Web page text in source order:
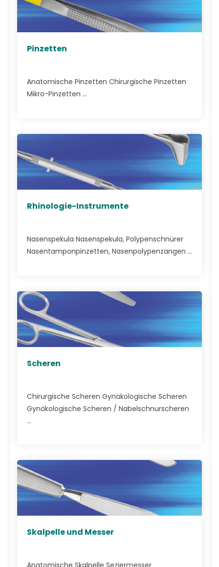
Pinzetten
Anatomische Pinzetten Chirurgische Pinzetten
Mikro-Pinzetten ...
Rhinologie-Instrumente
Nasenspekula Nasenspekula, Polypenschnürer
Nasentamponpinzetten, Nasenpolypenzangen ...
Scheren
Chirurgische Scheren Gynäkologische Scheren
Gynäkologische Scheren / Nabelschnurscheren
...
Skalpelle und Messer